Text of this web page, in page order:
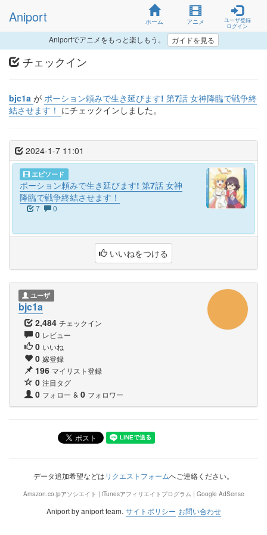
Aniport ホーム アニメ
ユーザ登録
ログイン
Aniportでアニメをもっと楽しもう。 ガイドを見る
チェックイン
bjc1a が ポーション頼みで生き延びます! 第7話 女神降臨で戦争終
結させます！ にチェックインしました。
2024-1-7 11:01
エピソード
ポーション頼みで生き延びます! 第7話 女神
降臨で戦争終結させます！
7 0
いいねをつける
ユーザ
bjc1a
2,484 チェックイン
0 レビュー
0 いいね
0 嫁登録
196 マイリスト登録
0 注目タグ
0 フォロー & 0 フォロワー
データ追加希望などはリクエストフォームへご連絡ください。
Amazon.co.jpアソシエイト | iTunesアフィリエイトプログラム | Google AdSense
Aniport by aniport team. サイトポリシー お問い合わせ